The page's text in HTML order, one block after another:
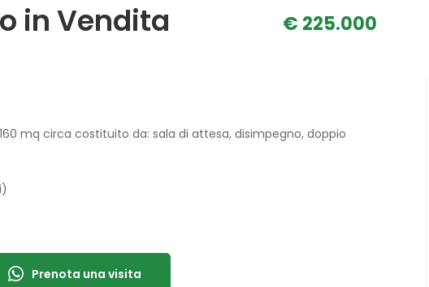
in Vendita € 225.000
mq circa costituito da: sala di attesa, disimpegno, doppio
Prenota una visita